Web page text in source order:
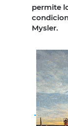
permite
Mysler.